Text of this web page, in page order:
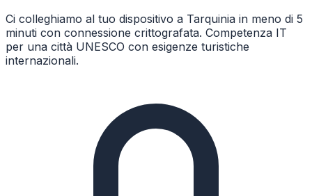
Ci colleghiamo al tuo dispositivo a Tarquinia in meno di 5
minuti con connessione crittografata. Competenza IT
per una città UNESCO con esigenze turistiche
internazionali.